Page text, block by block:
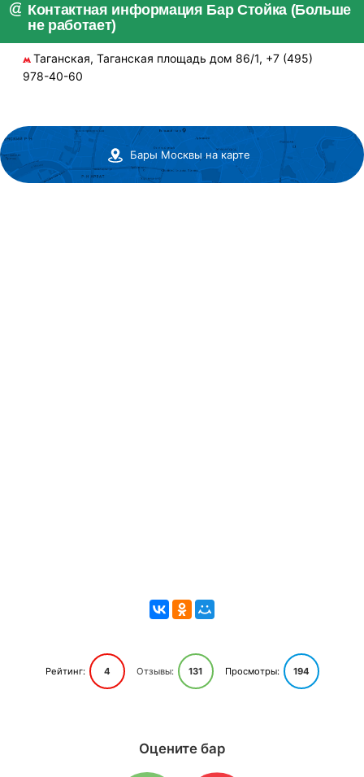
Контактная информация Бар Стойка (Больше
не работает)
Таганская, Таганская площадь дом 86/1, +7 (495)
978-40-60
Бары Москвы на карте
Рейтинг: 4 Отзывы: 131 Просмотры: 194
Оцените бар